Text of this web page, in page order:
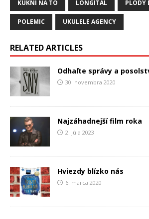
KUKNI NA TO LONGITAL PLODY
POLEMIC UKULELE AGENCY
RELATED ARTICLES
Odhaľte správy a
30. novembra 2020
Najzáhadnejší film roka
2. júla 2023
Hviezdy blízko nás
6. marca 2020